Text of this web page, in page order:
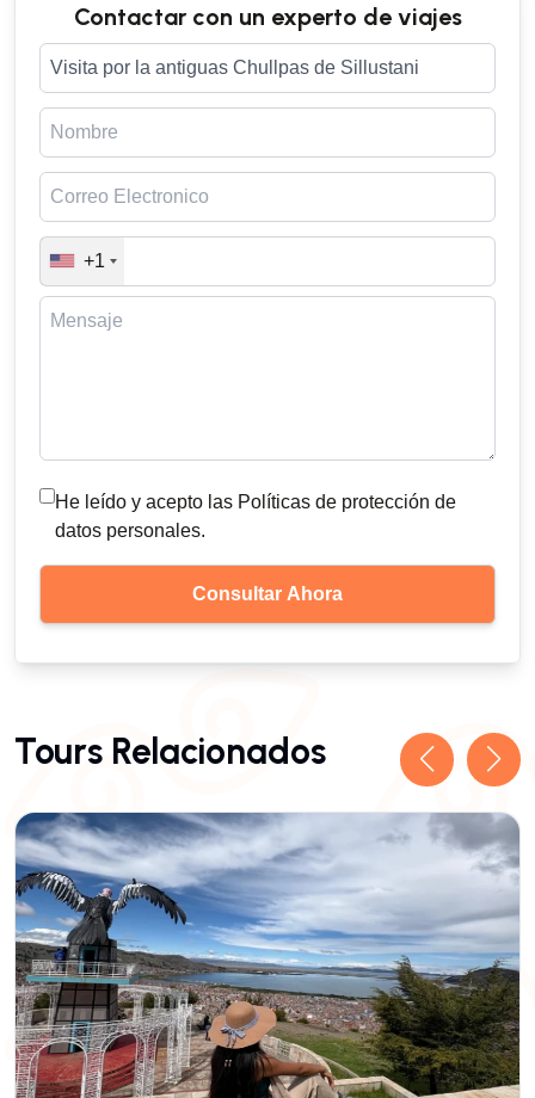
Contactar con un experto de viajes
+1
He leído y acepto las Políticas de protección de
datos personales.
Tours Relacionados